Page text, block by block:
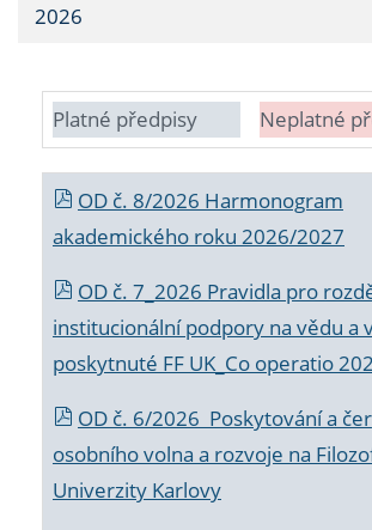
2026
Platné předpisy Neplatné
OD č. 8/2026 Harmonogram
akademického roku 2026/2027
OD č. 7_2026 Pravidla pro
institucionální podpory na vědu a
poskytnuté FF UK_Co operatio
OD č. 6/2026 Poskytování a
osobního volna a rozvoje na
Univerzity Karlovy